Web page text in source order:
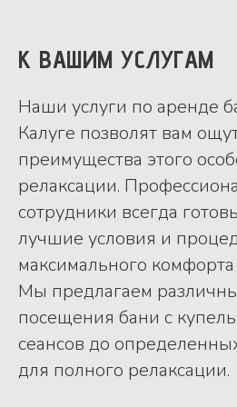
К ВАШИМ УСЛУГАМ
Наши услуги по аренде
Калуге позволят вам
преимущества этого
релаксации.
сотрудники всегда
лучшие условия и
максимального
Мы предлагаем
посещения бани с
сеансов до
для полного релаксации.